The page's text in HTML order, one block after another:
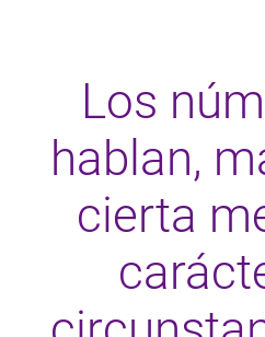
Los
hablan,
cierta